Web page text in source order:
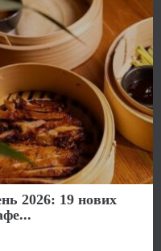
2026: 19 нових